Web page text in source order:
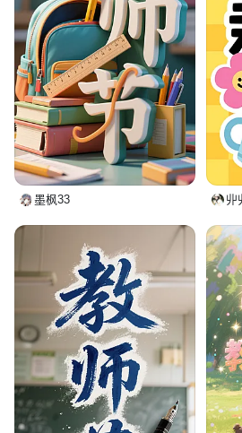
墨枫33 丱